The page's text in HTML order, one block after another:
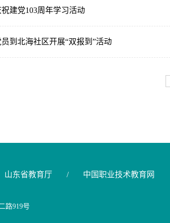
建党103周年学习活动
到北海社区开展“双报到”活动
山东省教育厅 / 中国职业技术教育网
路919号